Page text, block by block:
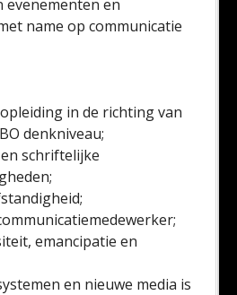
en
name op communicatie
in de richting van
denkniveau;
schriftelijke
emancipatie en
en nieuwe media is